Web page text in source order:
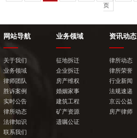
页
网站导航
关于我们
业务领域
律师团队
胜诉案例
实时公告
律所动态
法律知识
联系我们
业务领域
征地拆迁
企业拆迁
房产维权
婚姻家事
建筑工程
矿产资源
遗嘱公证
资讯动态
律所动态
律所荣誉
行业新闻
法规速递
京云公益
房产律师